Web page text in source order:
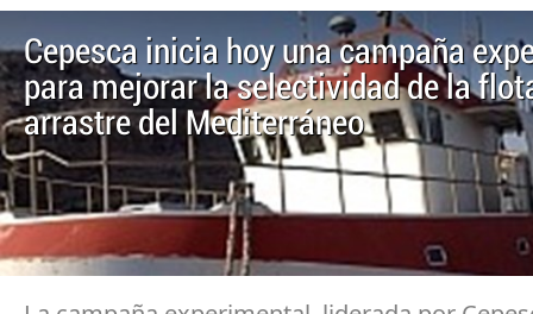
Cepesca inicia hoy una campaña
para mejorar la selectividad de la
arrastre del Mediterráneo